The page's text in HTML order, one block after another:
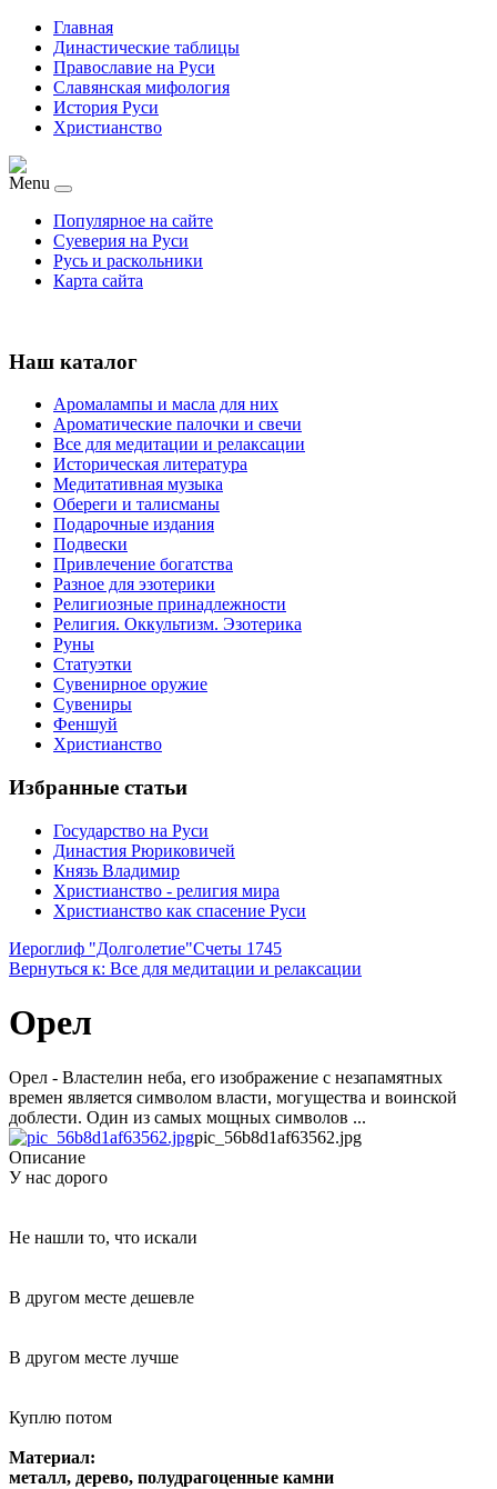
Главная
Династические таблицы
Православие на Руси
Славянская мифология
История Руси
Христианство
Menu
Популярное на сайте
Суеверия на Руси
Русь и раскольники
Карта сайта
Наш каталог
Аромалампы и масла для них
Ароматические палочки и свечи
Все для медитации и релаксации
Историческая литература
Медитативная музыка
Обереги и талисманы
Подарочные издания
Подвески
Привлечение богатства
Разное для эзотерики
Религиозные принадлежности
Религия. Оккультизм. Эзотерика
Руны
Статуэтки
Сувенирное оружие
Сувениры
Феншуй
Христианство
Избранные статьи
Государство на Руси
Династия Рюриковичей
Князь Владимир
Христианство - религия мира
Христианство как спасение Руси
Иероглиф "Долголетие"Счеты 1745
Вернуться к: Все для медитации и релаксации
Орел
Орел - Властелин неба, его изображение с незапамятных
времен является символом власти, могущества и воинской
доблести. Один из самых мощных символов ...
pic_56b8d1af63562.jpg
Описание
У нас дорого
Не нашли то, что искали
В другом месте дешевле
В другом месте лучше
Куплю потом
Материал:
металл, дерево, полудрагоценные камни